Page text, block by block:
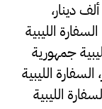
دينار، السفارة الليبية بوتسوانا 858,791 ألف دينار،
مليون دينار، السفارة الليبية
الليبية جمهورية
ألف دينار، السفارة الليبية
دينار، السفارة الليبية